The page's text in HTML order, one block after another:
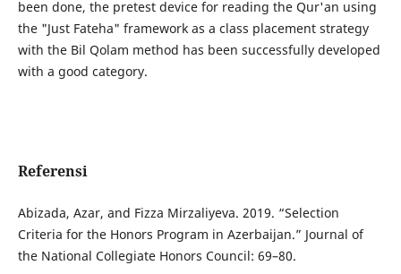
been done, the pretest device for reading the Qur'an using
the "Just Fateha" framework as a class placement strategy
with the Bil Qolam method has been successfully developed
with a good category.
Referensi
Abizada, Azar, and Fizza Mirzaliyeva. 2019. “Selection
Criteria for the Honors Program in Azerbaijan.” Journal of
the National Collegiate Honors Council: 69–80.